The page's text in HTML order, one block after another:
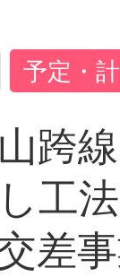
予定・
跨
工
差